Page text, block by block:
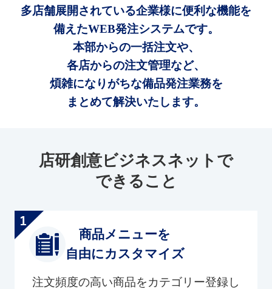
多店舗展開されている企業様に便利な機能を
備えたWEB発注システムです。
本部からの一括注文や、
各店からの注文管理など、
煩雑になりがちな備品発注業務を
まとめて解決いたします。
店研創意ビジネスネットで
できること
商品メニューを
自由にカスタマイズ
注文頻度の高い商品をカテゴリー登録し